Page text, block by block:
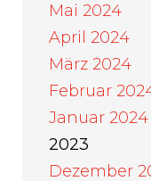
Mai 2024
April 2024
März 2024
Februar
Januar 2024
2023
Dezember